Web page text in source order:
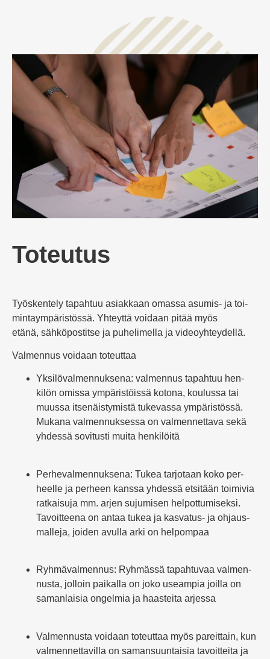
Toteutus
Työs­kentely tapahtuu asiakkaan omassa asumis- ja toi­
min­taym­pä­ris­tössä. Yhteyttä voidaan pitää myös
etänä, säh­kö­pos­titse ja puhe­li­mella ja video­yh­tey­dellä.
Val­mennus voidaan toteuttaa
Yksi­lö­val­men­nuksena: val­mennus tapahtuu hen­
kilön omissa ympä­ris­töissä kotona, kou­lussa tai
muussa itse­näis­ty­mistä tuke­vassa ympä­ris­tössä.
Mukana val­men­nuk­sessa on val­men­nettava sekä
yhdessä sovi­tusti muita hen­ki­löitä
Per­he­val­men­nuksena: Tukea tar­jotaan koko per­
heelle ja perheen kanssa yhdessä etsitään toi­mivia
rat­kaisuja mm. arjen suju­misen hel­pot­tu­mi­seksi.
Tavoit­teena on antaa tukea ja kas­vatus- ja ohjaus­
malleja, joiden avulla arki on hel­pompaa
Ryh­mä­val­mennus: Ryh­mässä tapah­tuvaa val­men­
nusta, jolloin pai­kalla on joko useampia joilla on
saman­laisia ongelmia ja haas­teita arjessa
Val­men­nusta voidaan toteuttaa myös pareittain, kun
val­men­net­ta­villa on saman­suun­taisia tavoit­teita ja